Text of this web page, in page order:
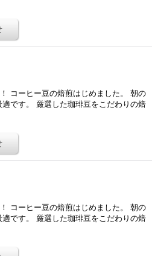
コーヒー豆の焙煎はじめました。 朝の
です。 厳選した珈琲豆をこだわりの焙
コーヒー豆の焙煎はじめました。 朝の
です。 厳選した珈琲豆をこだわりの焙